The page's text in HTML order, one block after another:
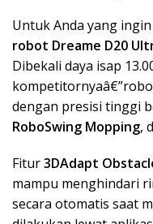
Untuk Anda yang
robot Dreame D20
Dibekali daya isap
dengan presisi tinggi
RoboSwing Mopping,
Fitur3DAdapt
mampu menghindari
secara otomatis saat